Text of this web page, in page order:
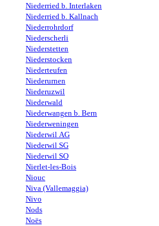
Niederried b. Interlaken
Niederried b. Kallnach
Niederrohrdorf
Niederscherli
Niederstetten
Niederstocken
Niederteufen
Niederurnen
Niederuzwil
Niederwald
Niederwangen b. Bern
Niederweningen
Niederwil AG
Niederwil SG
Niederwil SO
Nierlet-les-Bois
Niouc
Niva (Vallemaggia)
Nivo
Nods
Noës